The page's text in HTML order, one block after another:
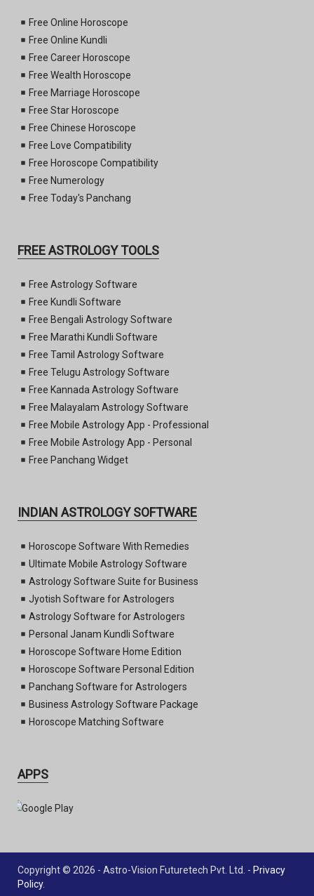
Free Online Horoscope
Free Online Kundli
Free Career Horoscope
Free Wealth Horoscope
Free Marriage Horoscope
Free Star Horoscope
Free Chinese Horoscope
Free Love Compatibility
Free Horoscope Compatibility
Free Numerology
Free Today's Panchang
FREE ASTROLOGY TOOLS
Free Astrology Software
Free Kundli Software
Free Bengali Astrology Software
Free Marathi Kundli Software
Free Tamil Astrology Software
Free Telugu Astrology Software
Free Kannada Astrology Software
Free Malayalam Astrology Software
Free Mobile Astrology App - Professional
Free Mobile Astrology App - Personal
Free Panchang Widget
INDIAN ASTROLOGY SOFTWARE
Horoscope Software With Remedies
Ultimate Mobile Astrology Software
Astrology Software Suite for Business
Jyotish Software for Astrologers
Astrology Software for Astrologers
Personal Janam Kundli Software
Horoscope Software Home Edition
Horoscope Software Personal Edition
Panchang Software for Astrologers
Business Astrology Software Package
Horoscope Matching Software
APPS
Copyright © 2026 - Astro-Vision Futuretech Pvt. Ltd. - Privacy
Policy.